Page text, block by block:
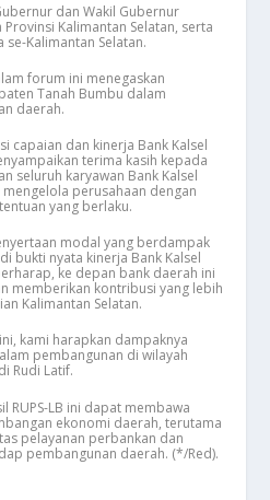
dan Wakil Gubernur
Provinsi Kalimantan Selatan, serta
Kalimantan Selatan.
forum ini menegaskan
Tanah Bumbu dalam
daerah.
capaian dan kinerja Bank Kalsel
terima kasih kepada
seluruh karyawan Bank Kalsel
perusahaan dengan
yang berlaku.
modal yang berdampak
bukti nyata kinerja Bank Kalsel
ke depan bank daerah ini
memberikan kontribusi yang lebih
Kalimantan Selatan.
kami harapkan dampaknya
pembangunan di wilayah
Rudi Latif.
RUPS-LB ini dapat membawa
ekonomi daerah, terutama
pelayanan perbankan dan
pembangunan daerah. (*/Red).